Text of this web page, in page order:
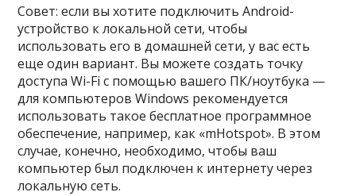
Совет: если вы хотите подключить Android-
устройство к локальной сети, чтобы
использовать его в домашней сети, у вас есть
еще один вариант. Вы можете создать точку
доступа Wi-Fi с помощью вашего ПК/ноутбука —
для компьютеров Windows рекомендуется
использовать такое бесплатное программное
обеспечение, например, как «mHotspot». В этом
случае, конечно, необходимо, чтобы ваш
компьютер был подключен к интернету через
локальную сеть.